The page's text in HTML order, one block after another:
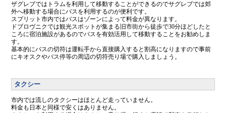
ザグレブではトラムを利用して移動することができるのでサグレブでは郊
外へ移動する場合にバスを利用するのが便利です。
スプリット市内ではバスはゾーンによって料金が異なります。
ドブロヴニクでは観光スポットが集まる旧市街から徒歩で30分ほどしたと
ころに宿泊施設があるのでバスを有効活用して移動することをお勧めしま
す。
基本的にバスの切符は運転手から直接購入すると割高になりますので事前
にキオスクやバス停等の周辺の切符売り場で購入しましょう。
タクシー
市内では流しのタクシーはほとんど走っていません。
料金も日本と同様で安くはありません。